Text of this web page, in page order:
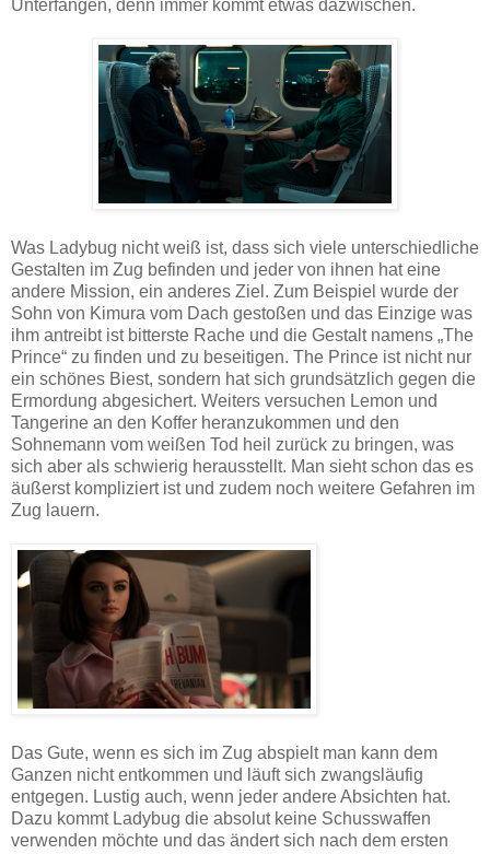
Unterfangen, denn immer kommt etwas dazwischen.
Was Ladybug nicht weiß ist, dass sich viele unterschiedliche
Gestalten im Zug befinden und jeder von ihnen hat eine
andere Mission, ein anderes Ziel. Zum Beispiel wurde der
Sohn von Kimura vom Dach gestoßen und das Einzige was
ihm antreibt ist bitterste Rache und die Gestalt namens „The
Prince“ zu finden und zu beseitigen. The Prince ist nicht nur
ein schönes Biest, sondern hat sich grundsätzlich gegen die
Ermordung abgesichert. Weiters versuchen Lemon und
Tangerine an den Koffer heranzukommen und den
Sohnemann vom weißen Tod heil zurück zu bringen, was
sich aber als schwierig herausstellt. Man sieht schon das es
äußerst kompliziert ist und zudem noch weitere Gefahren im
Zug lauern.
Das Gute, wenn es sich im Zug abspielt man kann dem
Ganzen nicht entkommen und läuft sich zwangsläufig
entgegen. Lustig auch, wenn jeder andere Absichten hat.
Dazu kommt Ladybug die absolut keine Schusswaffen
verwenden möchte und das ändert sich nach dem ersten